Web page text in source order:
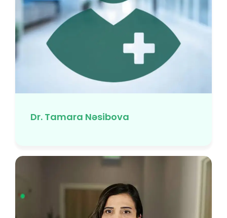
Dr. Tamara Nəsibova